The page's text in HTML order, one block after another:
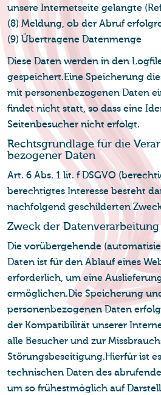
unsere Internetseite gelangte
(8) Meldung, ob der Abruf
(9) Übertragene Datenmenge
Diese Daten werden in den
gespeichert.Eine Speicherung
mit personenbezogenen Daten
findet nicht statt, so dass eine
Seitenbesucher nicht erfolgt.
Rechts­grund­la­ge für die
be­zo­ge­ner Daten
Art. 6 Abs. 1 lit. f DSGVO
berechtigtes Interesse besteht
nachfolgend geschilderten
Zweck der Da­ten­ver­ar­bei­tung
Die vorübergehende
Daten ist für den Ablauf eines
erforderlich, um eine
ermöglichen.Die Speicherung
personenbezogenen Daten
der Kompatibilität unserer
alle Besucher und zur
Störungsbeseitigung.Hierfür ist
technischen Daten des
um so frühestmöglich auf